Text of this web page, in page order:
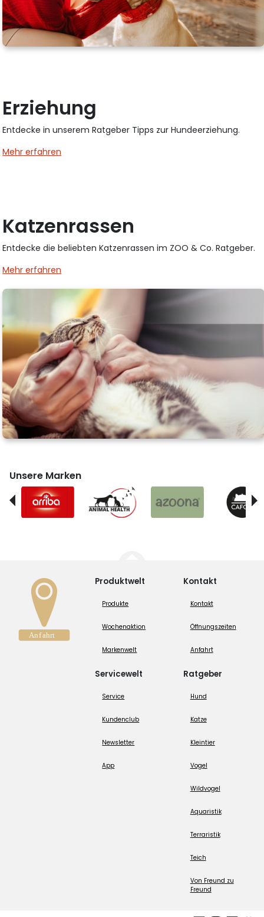
Erziehung
Entdecke in unserem Ratgeber Tipps zur Hundeerziehung.
Mehr erfahren
Katzenrassen
Entdecke die beliebten Katzenrassen im ZOO & Co. Ratgeber.
Mehr erfahren
Unsere Marken
Produktwelt
Produkte
Wochenaktion
Markenwelt
Servicewelt
Service
Kundenclub
Newsletter
App
Kontakt
Kontakt
Öffnungszeiten
Anfahrt
Ratgeber
Hund
Katze
Kleintier
Vogel
Wildvogel
Aquaristik
Terraristik
Teich
Von Freund zu
Freund